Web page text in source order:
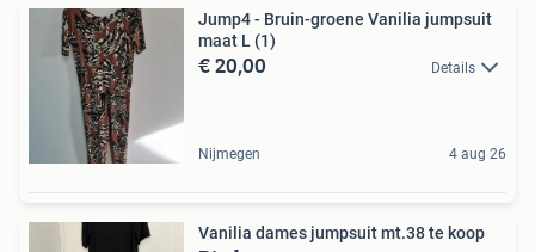
Jump4 - Bruin-groene Vanilia jumpsuit
maat L (1)
€ 20,00 Details
Nijmegen 4 aug 26
Vanilia dames jumpsuit mt.38 te koop